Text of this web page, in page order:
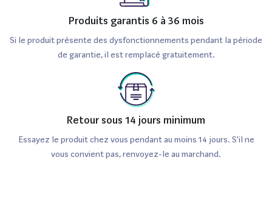
Produits garantis 6 à 36 mois
Si le produit présente des dysfonctionnements pendant la période
de garantie, il est remplacé gratuitement.
Retour sous 14 jours minimum
Essayez le produit chez vous pendant au moins 14 jours. S'il ne
vous convient pas, renvoyez-le au marchand.